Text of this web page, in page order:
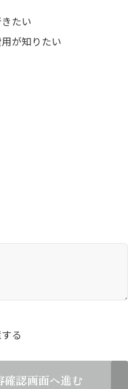
たい
が知りたい
る
確認画面へ進む